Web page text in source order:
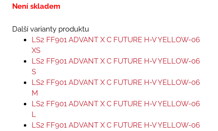
Není skladem
Další varianty produktu
LS2 FF901 ADVANT X C FUTURE H-V YELLOW-06
XS
LS2 FF901 ADVANT X C FUTURE H-V YELLOW-06
S
LS2 FF901 ADVANT X C FUTURE H-V YELLOW-06
M
LS2 FF901 ADVANT X C FUTURE H-V YELLOW-06
L
LS2 FF901 ADVANT X C FUTURE H-V YELLOW-06